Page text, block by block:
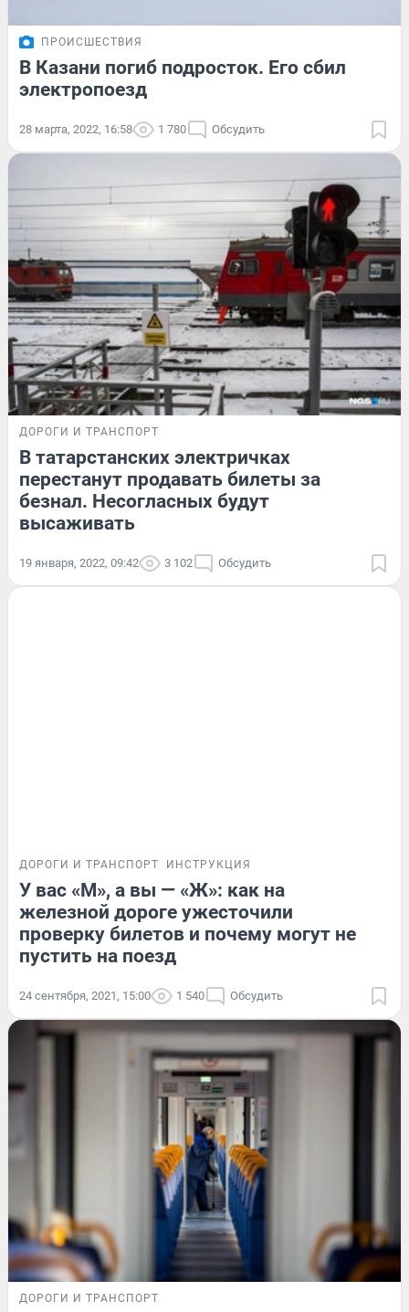
ПРОИСШЕСТВИЯ
В Казани погиб подросток. Его сбил
электропоезд
28 марта, 2022, 16:58 1 780 Обсудить
ДОРОГИ И ТРАНСПОРТ
В татарстанских электричках
перестанут продавать билеты за
безнал. Несогласных будут
высаживать
19 января, 2022, 09:42 3 102 Обсудить
ДОРОГИ И ТРАНСПОРТ ИНСТРУКЦИЯ
У вас «М», а вы — «Ж»: как на
железной дороге ужесточили
проверку билетов и почему могут не
пустить на поезд
24 сентября, 2021, 15:00 1 540 Обсудить
ДОРОГИ И ТРАНСПОРТ